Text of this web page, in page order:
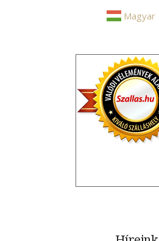
Magyar